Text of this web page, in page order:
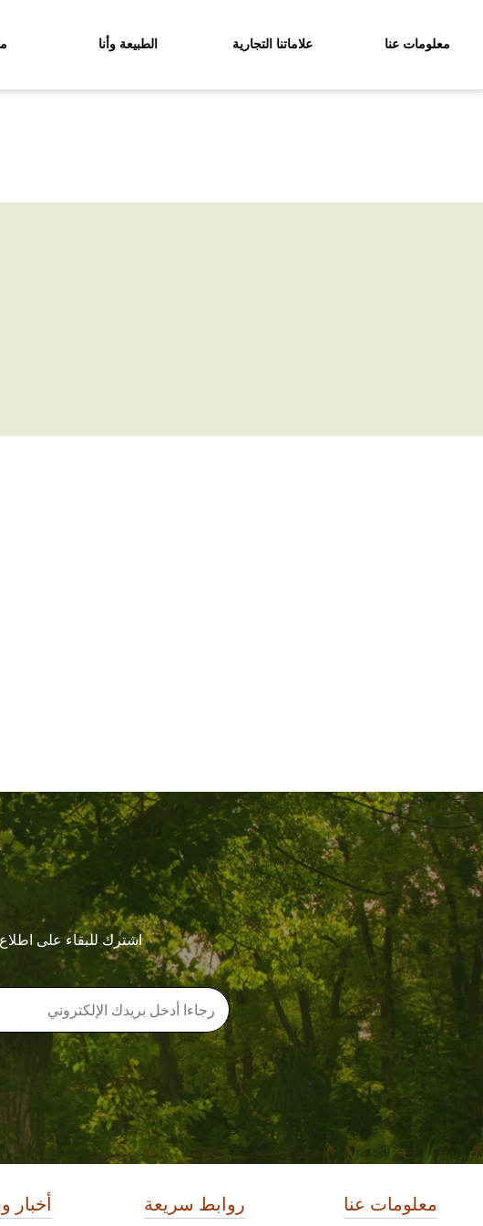
معلومات عنا علاماتنا التجارية الطبيعة وأنا
اشترك للبقاء على
معلومات عنا روابط سريعة أخبار